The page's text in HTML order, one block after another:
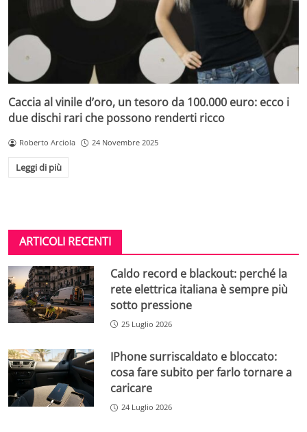
Caccia al vinile d’oro, un tesoro da 100.000 euro: ecco i
due dischi rari che possono renderti ricco
Roberto Arciola 24 Novembre 2025
Leggi di più
ARTICOLI RECENTI
Caldo record e blackout: perché la
rete elettrica italiana è sempre più
sotto pressione
25 Luglio 2026
IPhone surriscaldato e bloccato:
cosa fare subito per farlo tornare a
caricare
24 Luglio 2026